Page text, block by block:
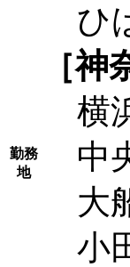
勤務
地
ひ
［神
横
中
大
小